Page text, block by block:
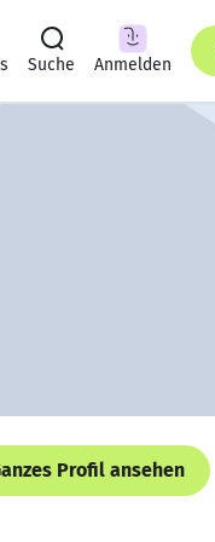
Suche Anmelden
Profil ansehen